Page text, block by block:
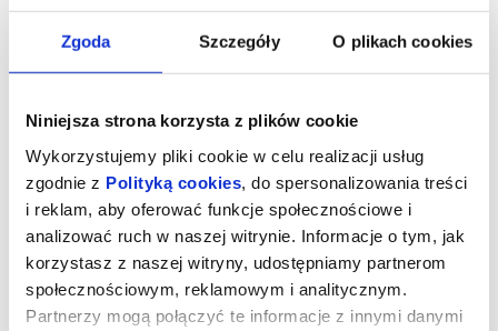
Zgoda Szczegóły O plikach cookies
Niniejsza strona korzysta z plików cookie
Wykorzystujemy pliki cookie w celu realizacji usług
zgodnie z Polityką cookies , do spersonalizowania treści
i reklam, aby oferować funkcje społecznościowe i
analizować ruch w naszej witrynie. Informacje o tym, jak
korzystasz z naszej witryny, udostępniamy partnerom
społecznościowym, reklamowym i analitycznym.
Partnerzy mogą połączyć te informacje z innymi danymi